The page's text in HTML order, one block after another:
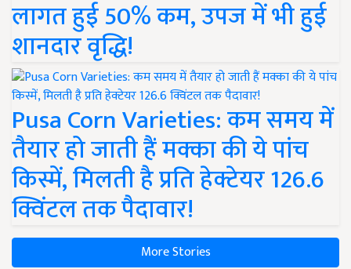
लागत हुई 50% कम, उपज में भी हुई
शानदार वृद्धि!
Pusa Corn Varieties: कम समय में
तैयार हो जाती हैं मक्का की ये पांच
किस्में, मिलती है प्रति हेक्टेयर 126.6
क्विंटल तक पैदावार!
More Stories